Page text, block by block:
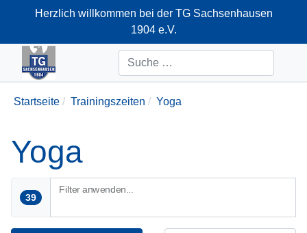
Herzlich willkommen bei der TG Sachsenhausen
1904 e.V.
+49-69-66374712
Suchen
Startseite Trainingszeiten Yoga
Yoga
39
Filter anwenden...